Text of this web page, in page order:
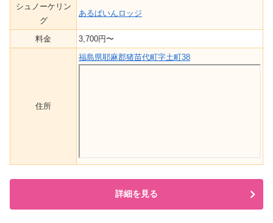
シュノーケリン
グ
あるぱいんロッジ
料金 3,700円〜
住所
福島県耶麻郡猪苗代町字土町38
詳細を見る